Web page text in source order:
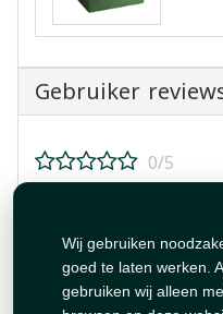
Wij gebruiken
goed te laten werken.
gebruiken wij alleen
Gebruiker
0/5